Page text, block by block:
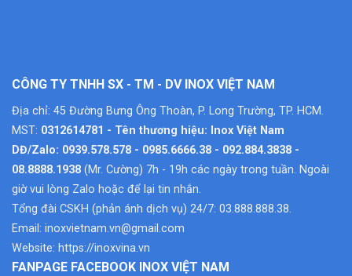
CÔNG TY TNHH SX - TM - DV INOX VIỆT NAM
Địa chỉ: 45 Đường Bưng Ông Thoàn, P. Long Trường, TP. HCM.
MST: 0312614781 - Tên thương hiệu: Inox Việt Nam
DĐ/Zalo: 0939.578.578 - 0985.6666.38 - 092.884.3838 -
08.8888.1938 (Mr. Cường) 7h - 19h các ngày trong tuần. Ngoài
giờ vui lòng Zalo hoặc để lại tin nhắn.
Tổng đài CSKH (phản ánh dịch vụ) 24/7: 03.888.888.38.
Email: inoxvietnam.vn@gmail.com
Website: https://inoxvina.vn
FANPAGE FACEBOOK INOX VIỆT NAM